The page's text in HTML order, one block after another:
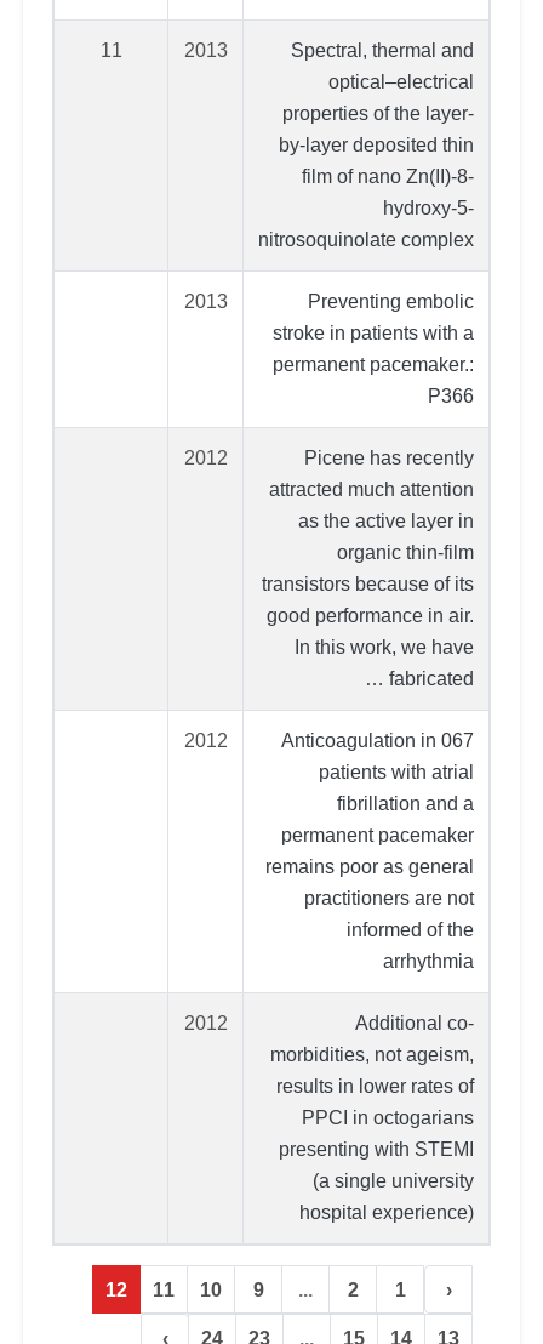
Spectral, thermal and
optical–electrical
properties of the layer-
by-layer deposited thin
film of nano Zn(II)-8-
hydroxy-5-
nitrosoquinolate complex
2013
11
Preventing embolic
stroke in patients with a
permanent pacemaker.:
P366
2013
Picene has recently
attracted much attention
as the active layer in
organic thin-film
transistors because of its
good performance in air.
In this work, we have
fabricated …
2012
067 Anticoagulation in
patients with atrial
fibrillation and a
permanent pacemaker
remains poor as general
practitioners are not
informed of the
arrhythmia
2012
Additional co-
morbidities, not ageism,
results in lower rates of
PPCI in octogarians
presenting with STEMI
(a single university
hospital experience)
2012
‹
1
2
...
9
10
11
12
13
14
15
...
23
24
›